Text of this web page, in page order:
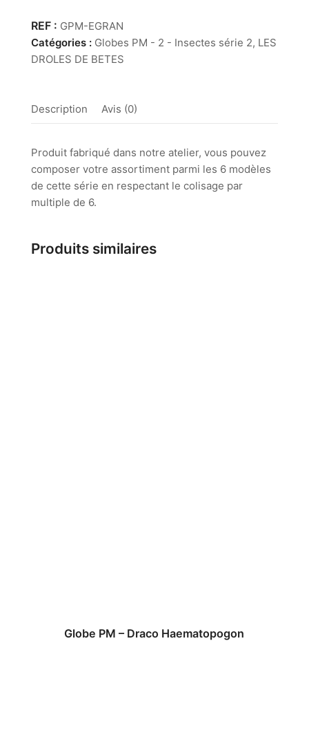
PM
-
3
GPM-EGRAN
Catégories : Globes PM - 2 - Insectes série 2, LES
DROLES DE BETES
Description Avis (0)
Produit fabriqué dans notre atelier, vous pouvez
composer votre assortiment parmi les 6 modèles
de cette série en respectant le colisage par
multiple de 6.
Produits similaires
Globe PM – Draco Haematopogon